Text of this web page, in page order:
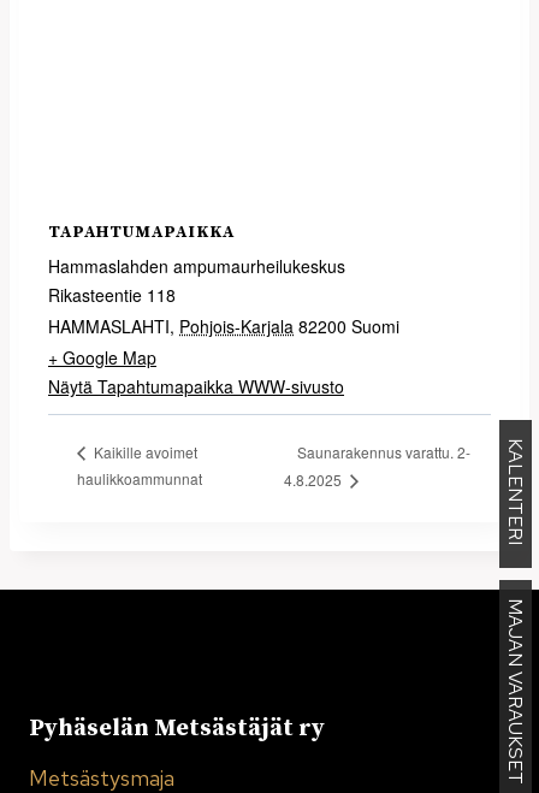
KALENTERI
MAJAN VARAUKSET
TAPAHTUMAPAIKKA
Hammaslahden ampumaurheilukeskus
Rikasteentie 118
HAMMASLAHTI, Pohjois-Karjala 82200 Suomi
+ Google Map
Näytä Tapahtumapaikka WWW-sivusto
Kaikille avoimet
haulikkoammunnat
Saunarakennus varattu. 2-
4.8.2025
Pyhäselän Metsästäjät ry
Metsästysmaja